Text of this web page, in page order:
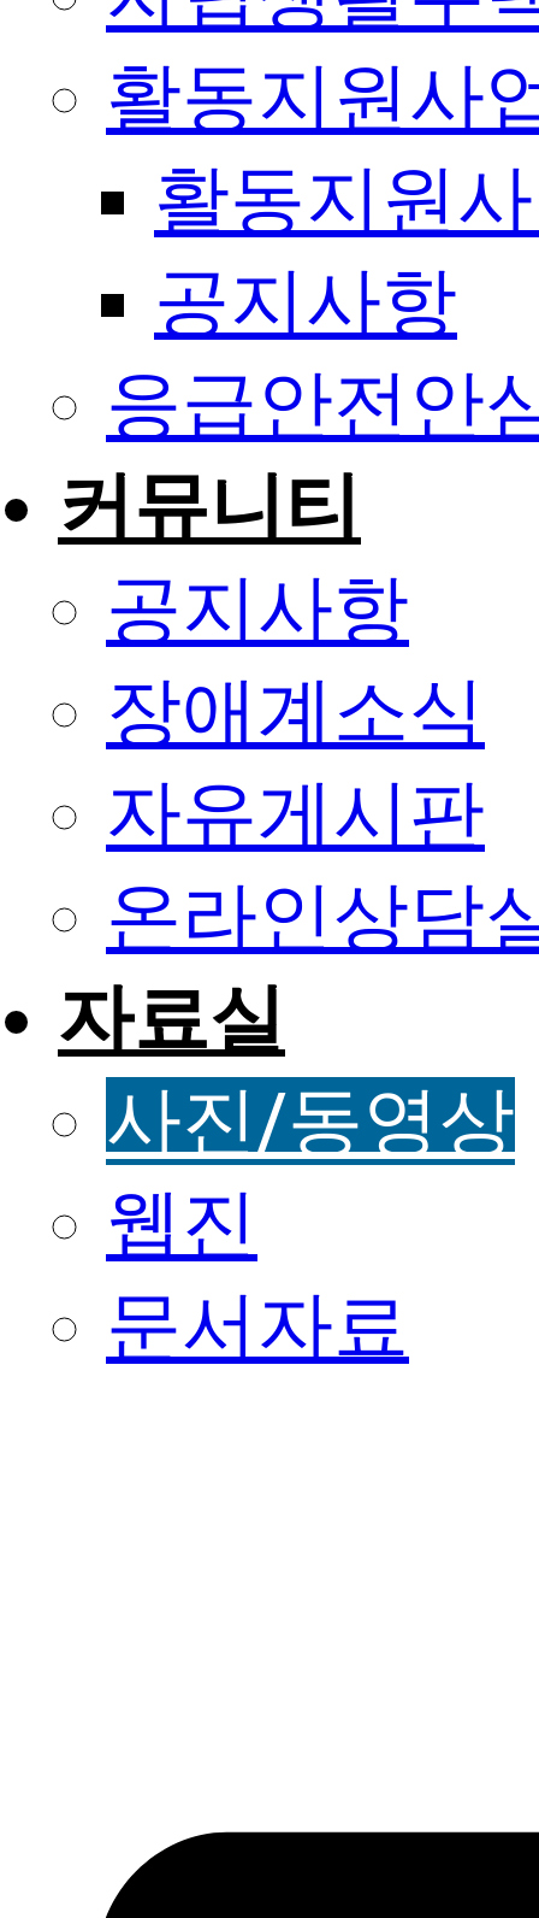
활동지원사
활동지원
공지사항
응급안전안
커뮤니티
공지사항
장애계소식
자유게시판
온라인상담
자료실
사진/동영상
웹진
문서자료